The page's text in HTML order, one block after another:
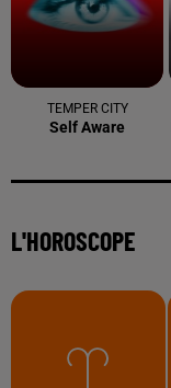
TEMPER CITY
Self Aware
L'HOROSCOPE